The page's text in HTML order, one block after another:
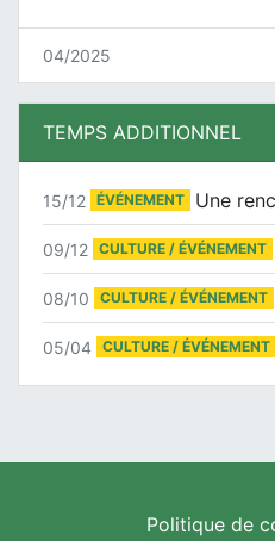
04/2025
TEMPS ADDITIONNEL
15/12 ÉVÉNEMENT
09/12 CULTURE / ÉVÉNEMENT
08/10 CULTURE / ÉVÉNEMENT
05/04 CULTURE / ÉVÉNEMENT
Politique de